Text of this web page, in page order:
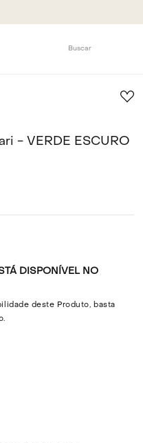
Buscar
- VERDE ESCURO
DISPONÍVEL NO
deste Produto, basta